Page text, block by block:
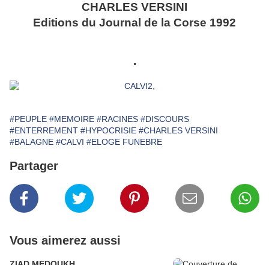
CHARLES VERSINI
Editions du Journal de la Corse 1992
.
#PEUPLE #MEMOIRE #RACINES #DISCOURS
#ENTERREMENT #HYPOCRISIE #CHARLES VERSINI
#BALAGNE #CALVI #ELOGE FUNEBRE
Partager
Vous aimerez aussi